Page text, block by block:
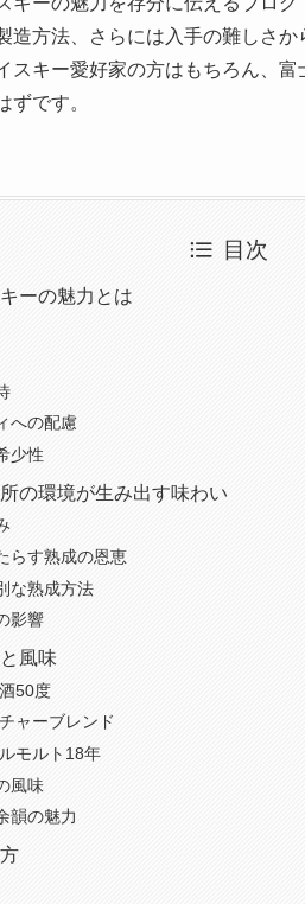
造方法、さらには入手の難しさ
スキー愛好家の方はもちろん、
ずです。
目次
ーの魅力とは
への配慮
少性
の環境が生み出す味わい
らす熟成の恩恵
な熟成方法
影響
風味
50度
ャーブレンド
モルト18年
風味
韻の魅力